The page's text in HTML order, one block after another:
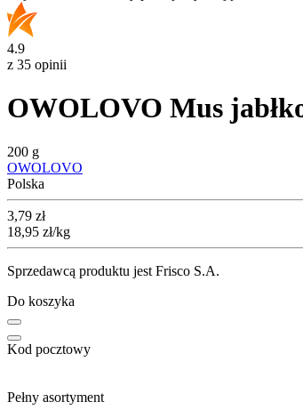
4.9
z 35 opinii
OWOLOVO Mus
200 g
OWOLOVO
Polska
Cena
3,79 zł
18,95 zł/kg
Sprzedawcą produktu jest Frisco S.A.
Do koszyka
Kod pocztowy
Pełny asortyment